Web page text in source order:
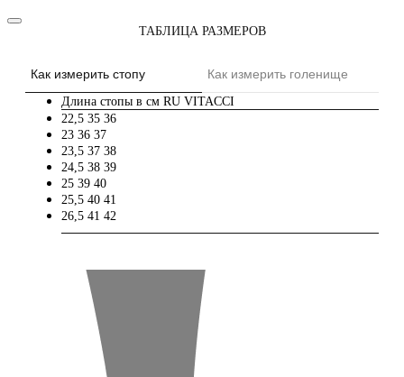
ТАБЛИЦА РАЗМЕРОВ
Как измерить стопу Как измерить голенище
Длина стопы в см RU VITACCI
22,5 35 36
23 36 37
23,5 37 38
24,5 38 39
25 39 40
25,5 40 41
26,5 41 42